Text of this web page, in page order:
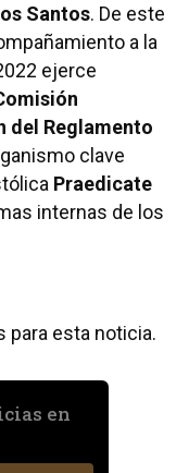
Santos. De este
a la
ejerce
del Reglamento
clave
Praedicate
internas de los
para esta noticia.
en